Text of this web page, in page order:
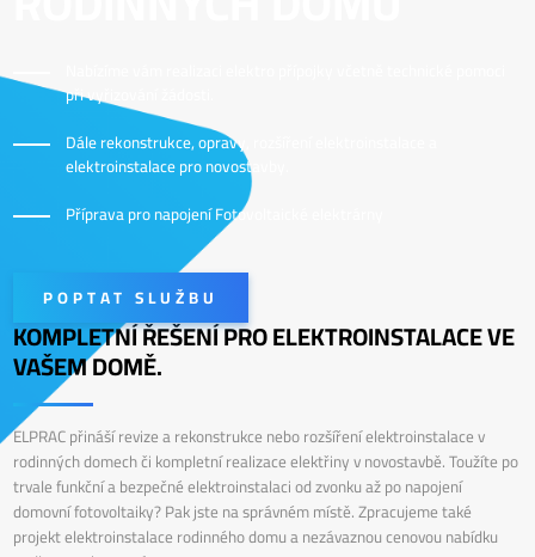
při vyřizování žádosti.
Dále rekonstrukce, opravy, rozšíření elektroinstalace a
elektroinstalace pro novostavby.
Příprava pro napojení Fotovoltaické elektrárny
POPTAT SLUŽBU
KOMPLETNÍ ŘEŠENÍ PRO ELEKTROINSTALACE VE
VAŠEM DOMĚ.
ELPRAC přináší revize a rekonstrukce nebo rozšíření elektroinstalace v
rodinných domech či kompletní realizace elektřiny v novostavbě. Toužíte po
trvale funkční a bezpečné elektroinstalaci od zvonku až po napojení
domovní fotovoltaiky? Pak jste na správném místě. Zpracujeme také
projekt elektroinstalace rodinného domu a nezávaznou cenovou nabídku